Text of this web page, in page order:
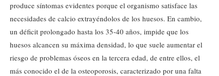
produce síntomas evidentes porque el organismo satisface las
necesidades de calcio extrayéndolos de los huesos. En cambio,
un déficit prolongado hasta los 35-40 años, impide que los
huesos alcancen su máxima densidad, lo que suele aumentar el
riesgo de problemas óseos en la tercera edad, de entre ellos, el
más conocido el de la osteoporosis, caracterizado por una falta